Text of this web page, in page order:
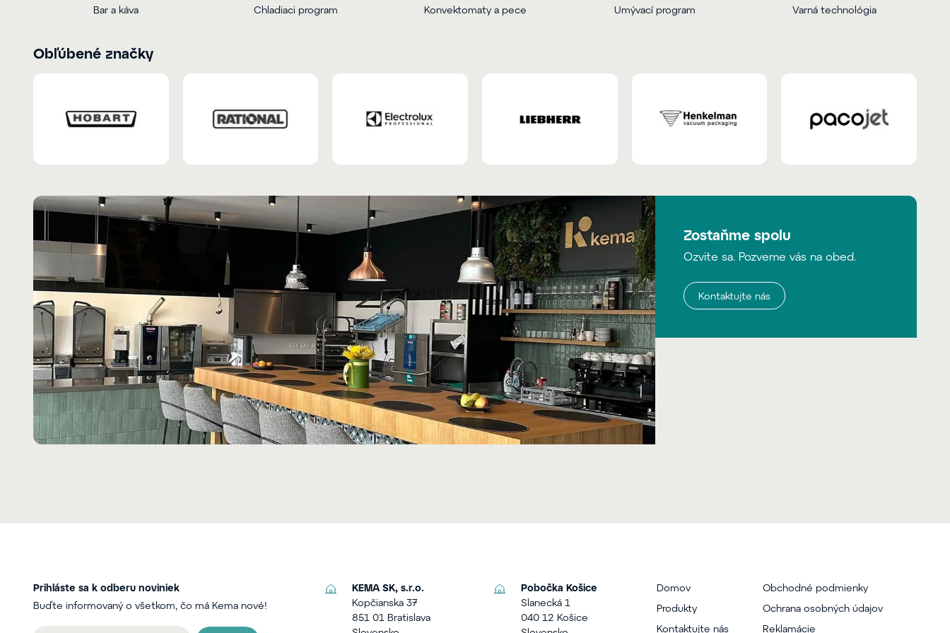
Bar a káva Chladiaci program Konvektomaty a pece Umývací program Varná technológia
Obľúbené značky
Zostaňme spolu
Ozvite sa. Pozveme vás na obed.
Kontaktujte nás
Prihláste sa k odberu noviniek
Buďte informovaný o všetkom, čo má Kema nové!
KEMA SK, s.r.o.
Kopčianska 37
851 01 Bratislava
Pobočka Košice
Slanecká 1
040 12 Košice
Domov
Produkty
Kontaktujte nás
Obchodné podmienky
Ochrana osobných údajov
Reklamácie